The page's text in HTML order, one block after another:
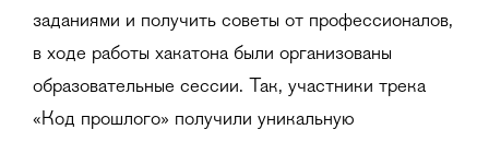
заданиями и получить советы от профессионалов,
в ходе работы хакатона были организованы
образовательные сессии. Так, участники трека
«Код прошлого» получили уникальную